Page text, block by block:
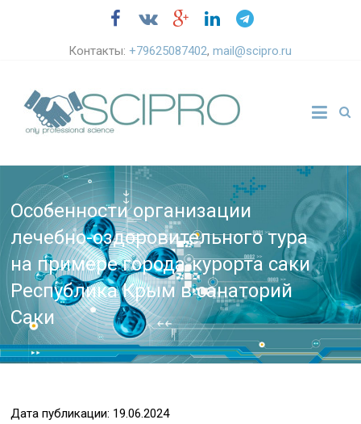
Контакты:+79625087402,mail@scipro.ru
Особенности организации
лечебно-оздоровительного тура
на примере города-курорта саки
Республика Крым в санаторий
Саки
Дата публикации: 19.06.2024